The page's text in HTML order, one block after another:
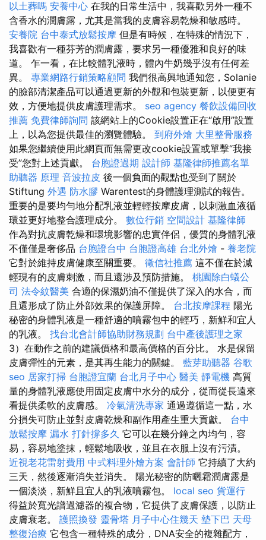
以土葬嗎 安養中心 在我的日常生活中，我喜歡另外一種不
含香水的潤膚露，尤其是當我的皮膚容易乾燥和敏感時。
安養院 台中泰式放鬆按摩 但是有時候，在特殊的情況下，
我喜歡有一種芬芳的潤膚露，要求另一種優雅和良好的味
道。 乍一看，在比較體乳液時，體內牛奶幾乎沒有任何差
異。 專業網路行銷策略顧問 我們很高興地通知您，Solanie
的臉部清潔產品可以通過更新的外觀和包裝更新，以便更有
效，方便地提供皮膚護理需求。 seo agency 餐飲設備回收
推薦 免費律師詢問 該網站上的Cookie設置正在“啟用”設置
上，以為您提供最佳的瀏覽體驗。 到府外燴 大里整骨服務
如果您繼續使用此網頁而無需更改cookie設置或單擊“我接
受”您對上述貢獻。 台胞證過期 設計師 基隆律師推薦名單
助聽器 原理 音波拉皮 後一個負面的觀點也受到了關於
Stiftung 外遇 防水膠 Warentest的身體護理測試的報告。
重要的是要均勻地分配乳液並輕輕按摩皮膚，以刺激血液循
環並更好地整合護理成分。 數位行銷 空間設計 基隆律師
作為對抗皮膚乾燥和環境影響的忠實伴侶，優質的身體乳液
不僅僅是奢侈品 台胞證台中 台胞證高雄 台北外燴 - 養老院
它對於維持皮膚健康至關重要。 徵信社推薦 這不僅在於減
輕現有的皮膚刺激，而且還涉及預防措施。 桃園除白蟻公
司 法令紋醫美 合適的保濕奶油不僅提供了深入的水合，而
且還形成了防止外部效果的保護屏障。 台北按摩課程 陽光
秘密的身體乳液是一種舒適的噴霧包中的輕巧，新鮮和宜人
的乳液。 找台北會計師協助財務規劃 台中產後護理之家
3）在動作之前的建議價格和最高價格的百分比。 水是保留
皮膚彈性的元素，是其再生能力的關鍵。 藍芽助聽器 谷歌
seo 居家打掃 台胞證宜蘭 台北月子中心 醫美 靜電機 高質
量的身體乳液應使用固定皮膚中水分的成分，從而從長遠來
看提供柔軟的皮膚感。 冷氣清洗專家 通過遵循這一點，水
分損失可防止並對皮膚乾燥和副作用產生重大貢獻。 台中
放鬆按摩 漏水 打針撐多久 它可以在幾分鐘之內均勻，容
易，容易地塗抹，輕鬆地吸收，並且在衣服上沒有污漬。
近視老花雷射費用 中式料理外燴方案 會計師 它持續了大約
三天，然後逐漸消失並消失。 陽光秘密的防曬霜潤膚露是
一個淡淡，新鮮且宜人的乳液噴霧包。 local seo 貨運行
得益於寬光譜過濾器的複合物，它提供了皮膚保護，以防止
皮膚衰老。 護照換發 靈骨塔 月子中心住幾天 墊下巴 天母
整復治療 它包含一種特殊的成分，DNA安全的複雜配方，